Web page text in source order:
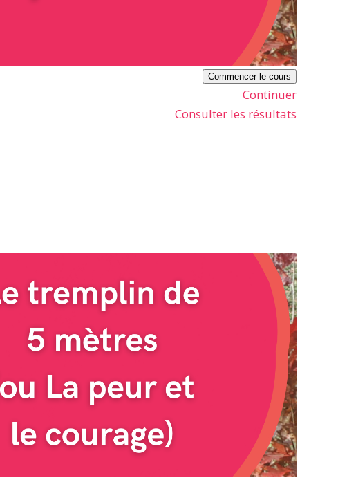
Commencer le cours
Continuer
Consulter les résultats